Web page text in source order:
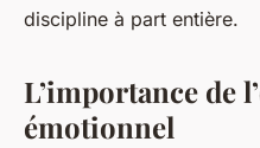
discipline à part entière.
L’importance de
émotionnel